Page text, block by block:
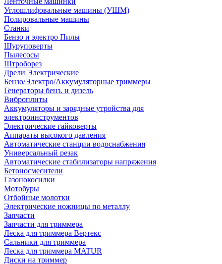
Углошлифовальные машины (УШМ)
Полировальные машины
Станки
Бензо и электро Пилы
Шуруповерты
Пылесосы
Штроборез
Дрели Электрические
Бензо/Электро/Аккумуляторные триммеры
Генераторы бенз. и дизель
Виброплиты
Аккумуляторы и зарядные утройства для
электроинструментов
Электрические гайковерты
Аппараты высокого давления
Автоматические станции водоснабжения
Универсальный резак
Автоматические стабилизаторы напряжения
Бетоносмесители
Газонокосилки
Мотобуры
Отбойные молотки
Электрические ножницы по металлу
Запчасти
Запчасти для триммера
Леска для триммера Вертекс
Сальники для триммера
Леска для триммера MATUR
Диски на триммер